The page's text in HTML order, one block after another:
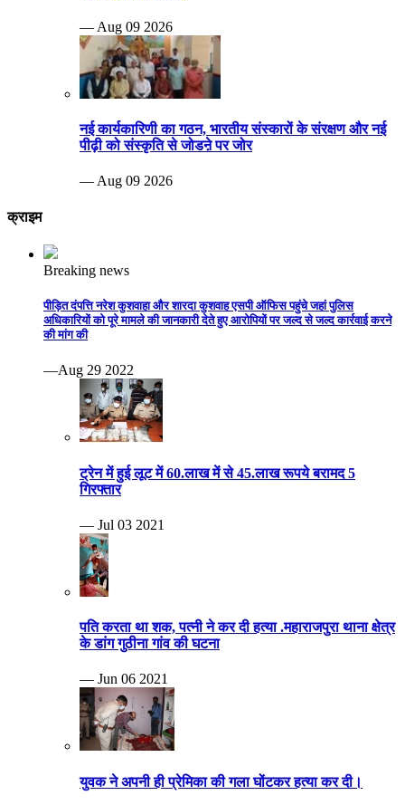
— Aug 09 2026
नई कार्यकारिणी का गठन, भारतीय संस्कारों के संरक्षण और नई
पीढ़ी को संस्कृति से जोडऩे पर जोर
— Aug 09 2026
क्राइम
Breaking news
पीड़ित दंपत्ति नरेश कुशवाहा और शारदा कुशवाह एसपी ऑफिस पहुंचे जहां पुलिस
अधिकारियों को पूरे मामले की जानकारी देते हुए आरोपियों पर जल्द से जल्द कार्रवाई करने
की मांग की
—Aug 29 2022
ट्रेन में हुई लूट में 60.लाख में से 45.लाख रूपये बरामद 5
गिरफ्तार
— Jul 03 2021
पति करता था शक, पत्नी ने कर दी हत्या .महाराजपुरा थाना क्षेत्र
के डांग गुठीना गांव की घटना
— Jun 06 2021
युवक ने अपनी ही प्रेमिका की गला घोंटकर हत्या कर दी।